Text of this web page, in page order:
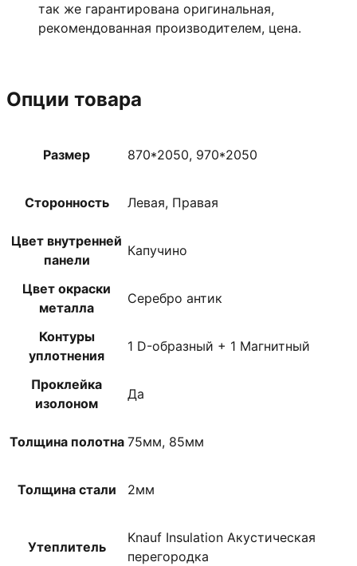
так же гарантирована оригинальная,
рекомендованная производителем, цена.
Опции товара
Размер 870*2050, 970*2050
Сторонность Левая, Правая
Цвет внутренней
панели
Капучино
Цвет окраски
металла
Серебро антик
Контуры
уплотнения
1 D-образный + 1 Магнитный
Проклейка
изолоном
Да
Толщина полотна 75мм, 85мм
Толщина стали 2мм
Утеплитель
Knauf Insulation Акустическая
перегородка